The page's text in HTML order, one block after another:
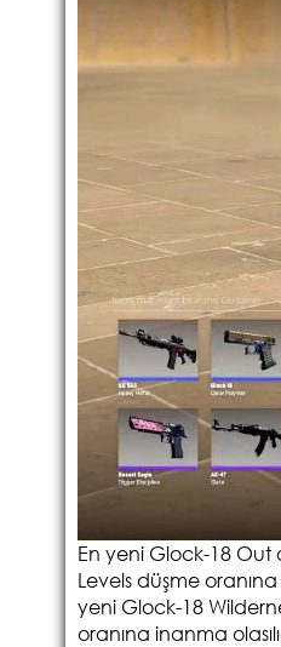
En yeni Glock-18 Out
Levels düşme oranına
yeni Glock-18
oranına inanma